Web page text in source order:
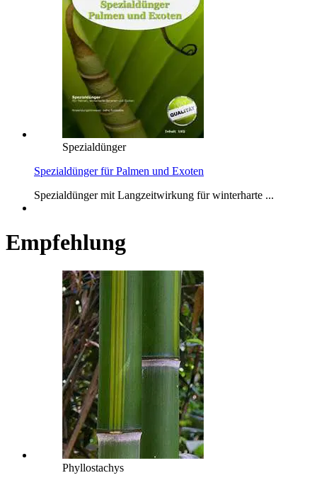
Spezialdünger
Spezialdünger für Palmen und Exoten
Spezialdünger mit Langzeitwirkung für winterharte ...
Empfehlung
Phyllostachys